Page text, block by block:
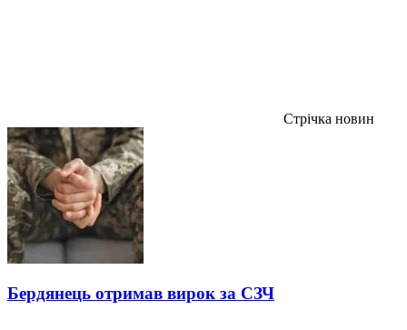
Стрічка новин
Бердянець отримав вирок за СЗЧ